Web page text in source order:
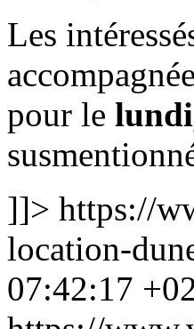
Les
pour le
]]> https://
location-
07:42:17